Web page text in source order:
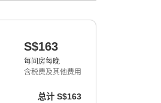
S$163
每间房每晚
含税费及其他费用
总计 S$163